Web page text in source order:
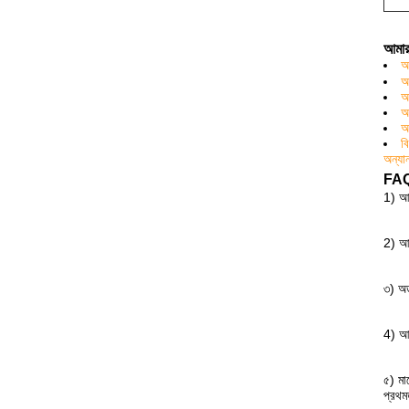
1)
2)
৩)
4)
৫)